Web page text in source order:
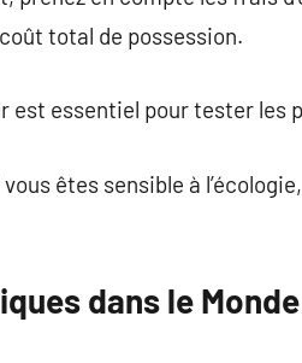
total de possession.
est essentiel pour tester les
êtes sensible à
dans le